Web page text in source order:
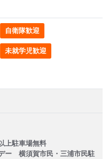
自衛隊歓迎
未就学児歓迎
上駐車場無料
ー 横須賀市民・三浦市民駐